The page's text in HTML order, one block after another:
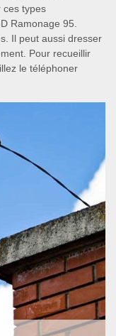
ces types
Ramonage 95.
Il peut aussi dresser
Pour recueillir
le téléphoner